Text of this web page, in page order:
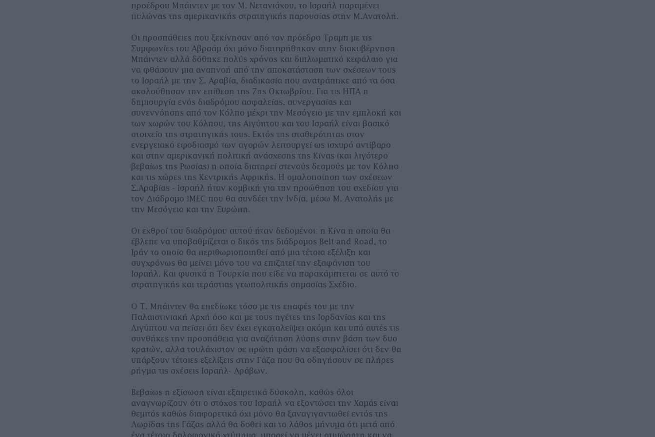
προέδρου Μπάιντεν με τον Μ. Νετανιάχου, το Ισραήλ παραμένει
πυλώνας της αμερικανικής στρατηγικής παρουσίας στην Μ.Ανατολή.
Οι προσπάθειες που ξεκίνησαν από τον πρόεδρο Τραμπ με τις
Συμφωνίες του Αβραάμ όχι μόνο διατηρήθηκαν στην διακυβέρνηση
Μπάιντεν αλλά δόθηκε πολύς χρόνος και διπλωματικό κεφάλαιο για
να φθάσουν μια αναπνοή από την αποκατάσταση των σχέσεων τους
το Ισραήλ με την Σ. Αραβία, διαδικασία που ανατράπηκε από τα όσα
ακολούθησαν την επίθεση της 7ης Οκτωβρίου. Για τις ΗΠΑ η
δημιουργία ενός διαδρόμου ασφαλείας, συνεργασίας και
συνεννόησης από τον Κόλπο μέχρι την Μεσόγειο με την εμπλοκή και
των χωρών του Κόλπου, της Αιγύπτου και του Ισραήλ είναι βασικό
στοιχείο της στρατηγικής τους. Εκτός της σταθερότητας στον
ενεργειακό εφοδιασμό των αγορών λειτουργεί ως ισχυρό αντίβαρο
και στην αμερικανική πολιτική ανάσχεσης της Κίνας (και λιγότερο
βεβαίως της Ρωσίας) η οποία διατηρεί στενούς δεσμούς με τον Κόλπο
και τις χώρες της Κεντρικής Αφρικής. Η ομαλοποίηση των σχέσεων
Σ.Αραβίας - Ισραήλ ήταν κομβική για την προώθηση του σχεδίου για
τον Διάδρομο IMEC που θα συνδέει την Ινδία, μέσω Μ. Ανατολής με
την Μεσόγειο και την Ευρώπη.
Οι εχθροί του διαδρόμου αυτού ήταν δεδομένοι: η Κίνα η οποία θα
έβλεπε να υποβαθμίζεται ο δικός της διάδρομος Belt and Road, το
Ιράν το οποίο θα περιθωριοποιηθεί από μια τέτοια εξέλιξη και
συγχρόνως θα μείνει μόνο του να επιζητεί την εξαφάνιση του
Ισραήλ. Και φυσικά η Τουρκία που είδε να παρακάμπτεται σε αυτό το
στρατηγικής και τεράστιας γεωπολιτικής σημασίας Σχέδιο.
Ο Τ. Μπάιντεν θα επεδίωκε τόσο με τις επαφές του με την
Παλαιστινιακή Αρχή όσο και με τους ηγέτες της Ιορδανίας και της
Αιγύπτου να πείσει ότι δεν έχει εγκαταλείψει ακόμη και υπό αυτές τις
συνθήκες την προσπάθεια για αναζήτηση λύσης στην βάση των δυο
κρατών, αλλα τουλάχιστον σε πρώτη φάση να εξασφαλίσει ότι δεν θα
υπάρξουν τέτοιες εξελίξεις στην Γάζα που θα οδηγήσουν σε πλήρες
ρήγμα τις σχέσεις Ισραήλ- Αράβων.
Βεβαίως η εξίσωση είναι εξαιρετικά δύσκολη, καθώς όλοι
αναγνωρίζουν ότι ο στόχος του Ισραήλ να εξοντώσει την Χαμάς είναι
θεμιτός καθώς διαφορετικά όχι μόνο θα ξαναγιγαντωθεί εντός της
Λωρίδας της Γάζας αλλά θα δοθεί και το λάθος μήνυμα ότι μετά από
ένα τέτοιο δολοφονικό χτύπημα, μπορεί να μένει ατιμώρητη και να